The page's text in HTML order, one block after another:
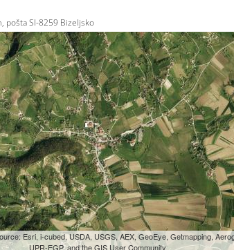
pošta SI-8259 Bizeljsko
Esri, i-cubed, USDA, USGS, AEX, GeoEye, Getmapping,
UPR-EGP, and the GIS User Community